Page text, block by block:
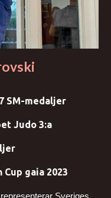
SM-medaljer
Judo 3:a
Cup gaia 2023